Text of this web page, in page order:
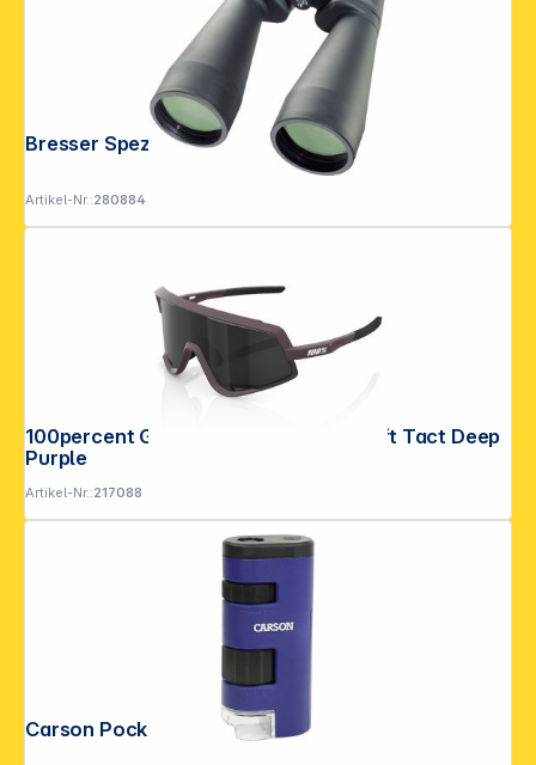
Bresser Spezial-Zoomar 12-36x70
Artikel-Nr.:280884
100percent Glendale - Mirror Lens Soft Tact Deep
Purple
Artikel-Nr.:217088
Carson PocketMicro 20x-60x